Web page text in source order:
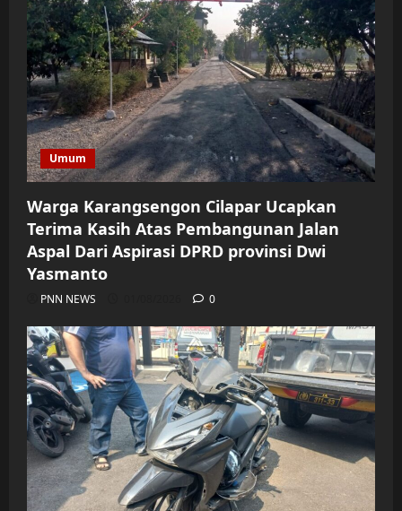
Umum
Warga Karangsengon Cilapar Ucapkan
Terima Kasih Atas Pembangunan Jalan
Aspal Dari Aspirasi DPRD provinsi Dwi
Yasmanto
PNN NEWS 0